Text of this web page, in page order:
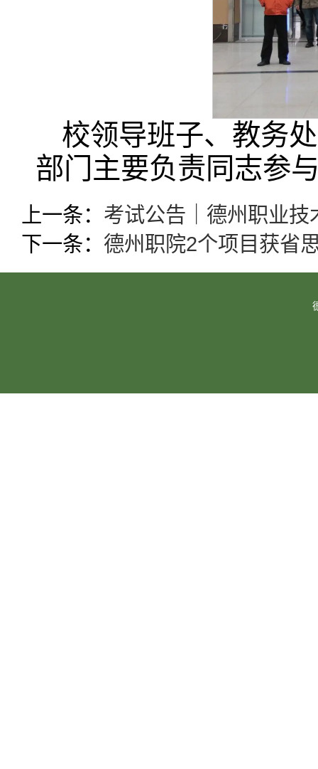
校领导班子、教务
部门主要负责同志参
上一条： 考试公告｜德州职业
下一条： 德州职院2个项目获省